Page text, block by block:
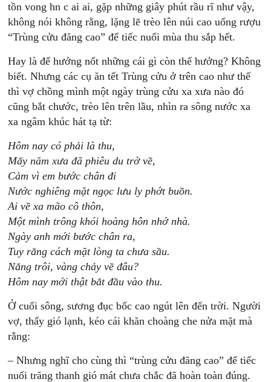
tồn vong hn c ai ai, gặp những giây phút rầu rĩ như vậy,
không nói không rằng, lặng lẽ trèo lên núi cao uống rượu
“Trùng cửu đăng cao” để tiếc nuối mùa thu sắp hết.
Hay là để hưởng nốt những cái gì còn thể hưởng? Không
biết. Nhưng các cụ ăn tết Trùng cửu ở trên cao như thế
thì vợ chồng mình một ngày trùng cửu xa xưa nào đó
cũng bắt chước, trèo lên trên lầu, nhìn ra sông nước xa
xa ngâm khúc hát tạ từ:
Hôm nay có phải là thu,
Mấy năm xưa đã phiêu du trở về,
Cảm vì em bước chân đi
Nước nghiêng mặt ngọc lưu ly phớt buồn.
Ai về xa mão cô thôn,
Một mình trông khói hoàng hôn nhớ nhà.
Ngày anh mới bước chân ra,
Tuy rằng cách mặt lòng ta chưa sầu.
Nắng trôi, vàng chảy về đâu?
Hôm nay mới thật bắt đầu vào thu.
Ở cuối sông, sương đục bốc cao ngút lên đến trời. Người
vợ, thấy gió lạnh, kéo cái khăn choàng che nửa mặt mà
rằng:
– Nhưng nghĩ cho cùng thì “trùng cửu đăng cao” để tiếc
nuối trăng thanh gió mát chưa chắc đã hoàn toàn đúng.